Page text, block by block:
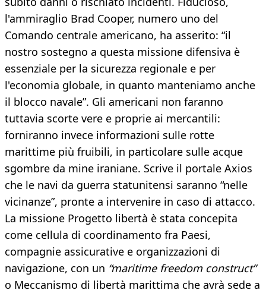
l'ammiraglio Brad Cooper, numero uno del
Comando centrale americano, ha asserito: “il
nostro sostegno a questa missione difensiva è
essenziale per la sicurezza regionale e per
l'economia globale, in quanto manteniamo anche
il blocco navale”. Gli americani non faranno
tuttavia scorte vere e proprie ai mercantili:
forniranno invece informazioni sulle rotte
marittime più fruibili, in particolare sulle acque
sgombre da mine iraniane. Scrive il portale Axios
che le navi da guerra statunitensi saranno “nelle
vicinanze”, pronte a intervenire in caso di attacco.
La missione Progetto libertà è stata concepita
come cellula di coordinamento fra Paesi,
compagnie assicurative e organizzazioni di
navigazione, con un “maritime freedom construct”
o Meccanismo di libertà marittima che avrà sede a